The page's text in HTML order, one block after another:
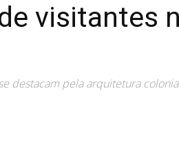
visitantes
destacam pela arquitetura